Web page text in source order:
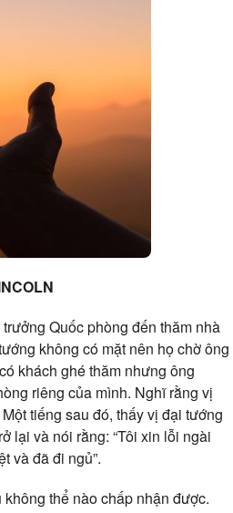
Quốc phòng đến thăm nhà
không có mặt nên họ chờ ông
khách ghé thăm nhưng ông
riêng của mình. Nghĩ rằng vị
tiếng sau đó, thấy vị đại tướng
lại và nói rằng: “Tôi xin lỗi ngài
và đã đi ngủ”.
thể nào chấp nhận được.